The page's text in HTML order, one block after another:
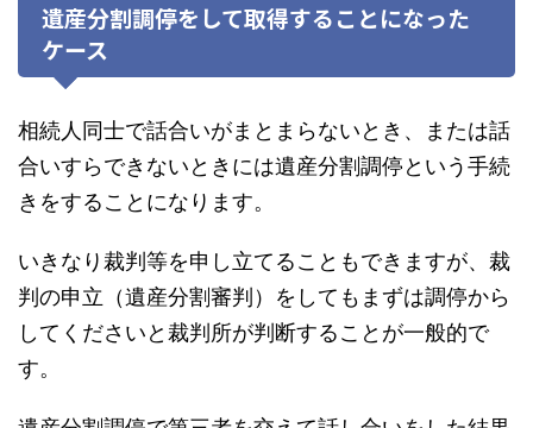
遺産分割調停をして取得することになった
ケース
相続人同士で話合いがまとまらないとき、または話
合いすらできないときには遺産分割調停という手続
きをすることになります。
いきなり裁判等を申し立てることもできますが、裁
判の申立（遺産分割審判）をしてもまずは調停から
してくださいと裁判所が判断することが一般的で
す。